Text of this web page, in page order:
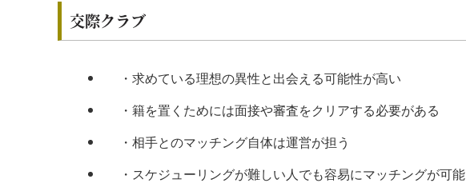
交際クラブ
・求めている理想の異性と出会える可能性が高い
・籍を置くためには面接や審査をクリアする必要がある
・相手とのマッチング自体は運営が担う
・スケジューリングが難しい人でも容易にマッチングが可能